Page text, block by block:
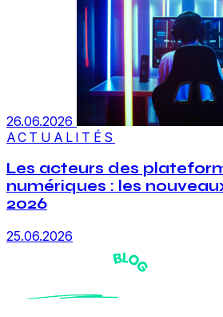
26.06.2026
ACTUALITÉS
Les acteurs des
numériques : les
2026
25.06.2026